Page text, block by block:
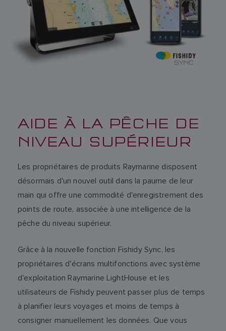
AIDE À LA PÊCHE DE
NIVEAU SUPÉRIEUR
Les propriétaires de produits Raymarine disposent
désormais d'un nouvel outil dans la paume de leur
main qui offre une commodité d'enregistrement des
points de route, associée à une intelligence de la
pêche du niveau supérieur.
Grâce à la nouvelle fonction Fishidy Sync, les
propriétaires d'écrans multifonctions avec système
d'exploitation Raymarine LightHouse et les
utilisateurs de Fishidy peuvent passer plus de temps
à planifier leurs voyages et moins de temps à
consigner manuellement les données. Que vous